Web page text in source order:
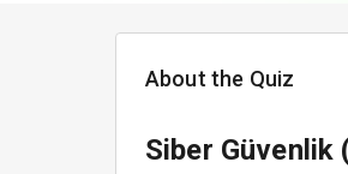
About the Quiz
Siber Güvenlik